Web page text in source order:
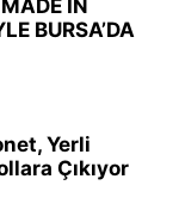
MADE IN
BURSA’DA
Yerli
Çıkıyor